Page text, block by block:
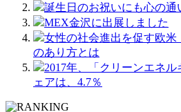
誕生日のお祝いにも心の通
MEX金沢に出展しました
女性の社会進出を促す欧
のあり方とは
2017年、「クリーンエネ
ェアは、4.7％